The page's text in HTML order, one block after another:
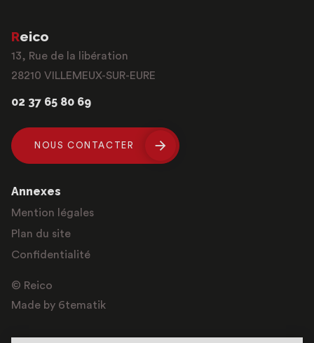
Reico
13, Rue de la libération
28210 VILLEMEUX-SUR-EURE
02 37 65 80 69
NOUS CONTACTER
Annexes
Mention légales
Plan du site
Confidentialité
© Reico
Made by 6tematik